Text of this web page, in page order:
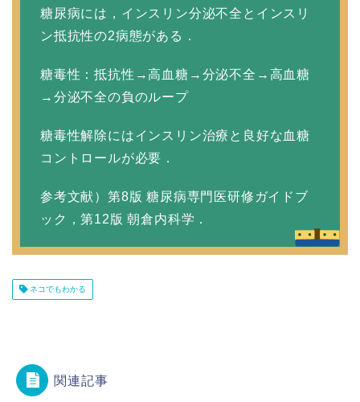
糖尿病には，インスリン分泌不全とインスリ
ン抵抗性の2病態がある．
糖毒性：抵抗性→高血糖→分泌不全→高血糖
→分泌不全の負のループ
糖毒性解除にはインスリン治療と良好な血糖
コントロールが必要．
参考文献）第8版 糖尿病専門医研修ガイドブ
ック，第12版 朝倉内科学．
ネコでもわかる
関連記事